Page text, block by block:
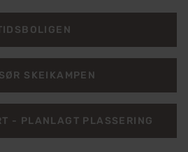
SKEIKAMPEN
- PLANLAGT PLASSERING